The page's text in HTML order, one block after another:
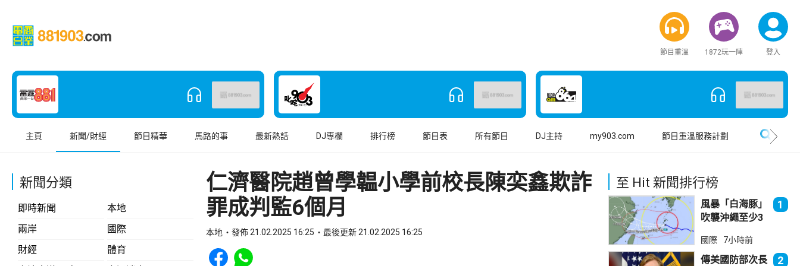
節目重溫 1872玩一陣 登入
主頁 新聞/財經 節目精華 馬路的事 最新熱話 DJ專欄 排行榜 節目表 所有節目 DJ主持 my903.com 節目重溫服務計劃
新聞分類
即時新聞
本地
兩岸
國際
財經
體育
仁濟醫院趙曾學韞小學前校長陳奕鑫欺詐
罪成判監6個月
本地 發佈 21.02.2025 16:25 最後更新 21.02.2025 16:25
Share to Facebook
Share to WhatsApp
至 Hit 新聞排行榜
風暴「白海豚」
吹襲沖繩至少3
取消
1
國際 7小時前
傳美國防部次長 2